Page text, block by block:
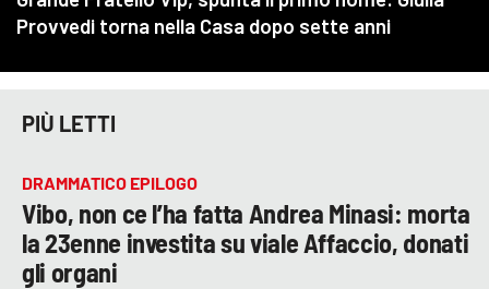
PIÙ LETTI
DRAMMATICO EPILOGO
Vibo, non ce l’ha fatta Andrea Minasi: morta
la 23enne investita su viale Affaccio, donati
gli organi